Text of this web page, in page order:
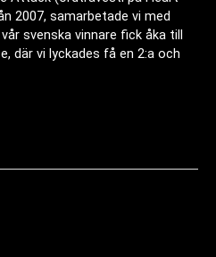
2007, samarbetade vi med
svenska vinnare fick åka till
där vi lyckades få en 2:a och